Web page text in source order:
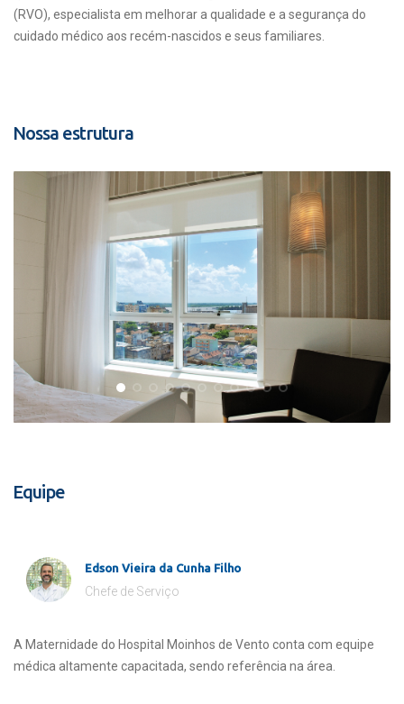
(RVO), especialista em melhorar a qualidade e a segurança do
cuidado médico aos recém-nascidos e seus familiares.
Nossa estrutura
Equipe
Edson Vieira da Cunha Filho
Chefe de Serviço
A Maternidade do Hospital Moinhos de Vento conta com equipe
médica altamente capacitada, sendo referência na área.